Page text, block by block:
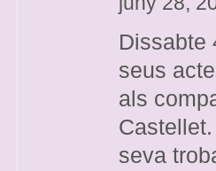
Dissabte
seus
als
seva